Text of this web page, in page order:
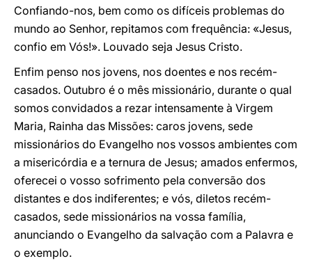
Confiando-nos, bem como os difíceis problemas do
mundo ao Senhor, repitamos com frequência: «Jesus,
confio em Vós!». Louvado seja Jesus Cristo.
Enfim penso nos jovens, nos doentes e nos recém-
casados. Outubro é o mês missionário, durante o qual
somos convidados a rezar intensamente à Virgem
Maria, Rainha das Missões: caros jovens, sede
missionários do Evangelho nos vossos ambientes com
a misericórdia e a ternura de Jesus; amados enfermos,
oferecei o vosso sofrimento pela conversão dos
distantes e dos indiferentes; e vós, diletos recém-
casados, sede missionários na vossa família,
anunciando o Evangelho da salvação com a Palavra e
o exemplo.